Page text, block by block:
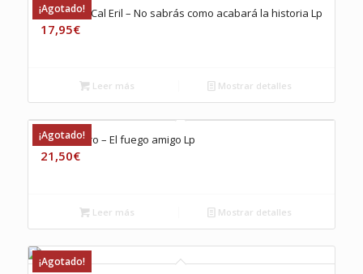
¡Agotado!
El Petit de Cal Eril – No sabrás como acabará la historia Lp
17,95€
Leer más Mostrar detalles
¡Agotado!
Sr. Chinarro – El fuego amigo Lp
21,50€
Leer más Mostrar detalles
¡Agotado!